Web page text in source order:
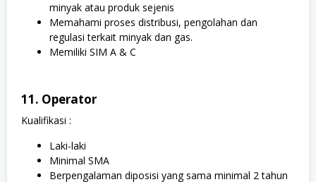
minyak atau produk sejenis
Memahami proses distribusi, pengolahan dan
regulasi terkait minyak dan gas.
Memiliki SIM A & C
11. Operator
Kualifikasi :
Laki-laki
Minimal SMA
Berpengalaman diposisi yang sama minimal 2 tahun